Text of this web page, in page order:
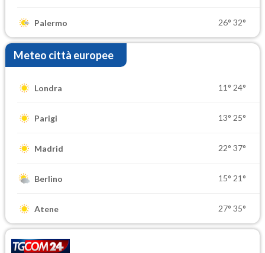
Palermo 26° 32°
Meteo città europee
Londra 11° 24°
Parigi 13° 25°
Madrid 22° 37°
Berlino 15° 21°
Atene 27° 35°